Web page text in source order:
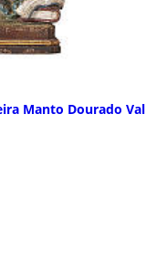
Manto Dourado Val